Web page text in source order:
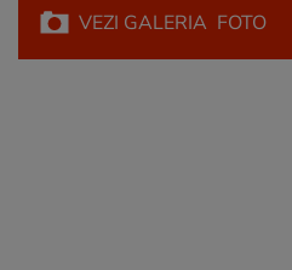
VEZI GALERIA FOTO